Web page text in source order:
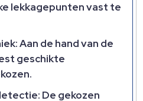
lekkagepunten vast te
Aan de hand van de
geschikte
De gekozen